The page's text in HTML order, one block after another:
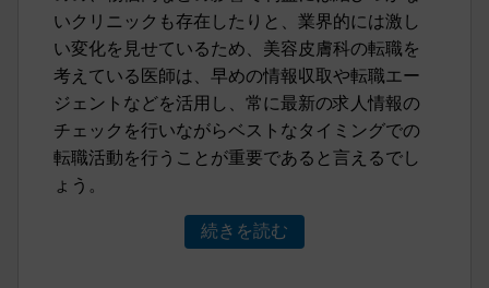
いクリニックも存在したりと、業界的には激し
い変化を見せているため、美容皮膚科の転職を
考えている医師は、早めの情報収取や転職エー
ジェントなどを活用し、常に最新の求人情報の
チェックを行いながらベストなタイミングでの
転職活動を行うことが重要であると言えるでし
ょう。
続きを読む